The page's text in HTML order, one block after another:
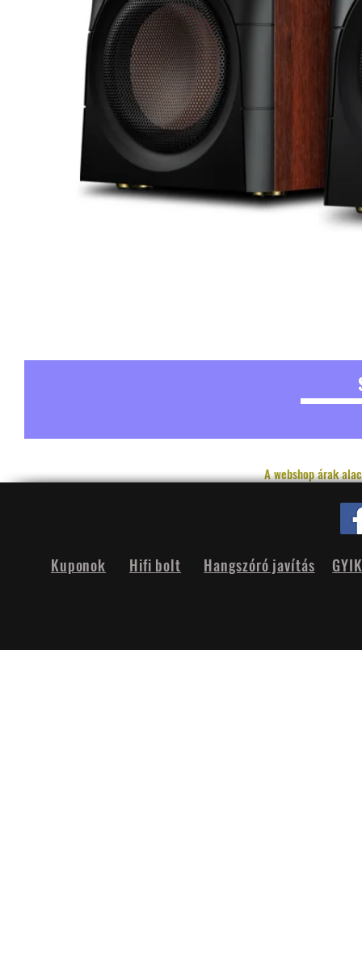
A webshop árak
Hifi bolt
Kuponok Hangszóró javítás GYIK